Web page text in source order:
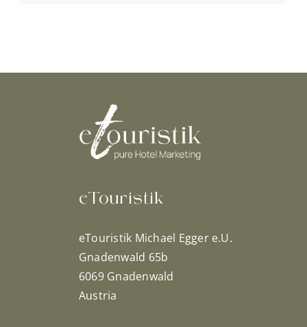
eTouristik
eTouristik Michael Egger e.U.
Gnadenwald 65b
6069 Gnadenwald
Austria